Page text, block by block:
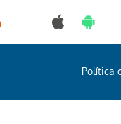
Política